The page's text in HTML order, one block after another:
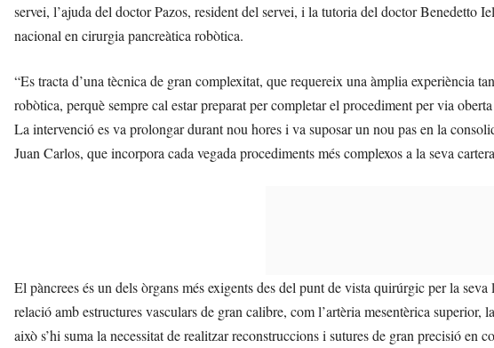
servei, l’ajuda del doctor Pazos, resident del servei, i la tutoria del doctor Benedetto
nacional en cirurgia pancreàtica robòtica.
“Es tracta d’una tècnica de gran complexitat, que requereix una àmplia experiència
robòtica, perquè sempre cal estar preparat per completar el procediment per via
La intervenció es va prolongar durant nou hores i va suposar un nou pas en la
Juan Carlos, que incorpora cada vegada procediments més complexos a la seva
El pàncrees és un dels òrgans més exigents des del punt de vista quirúrgic per la
relació amb estructures vasculars de gran calibre, com l’artèria mesentèrica superior,
això s’hi suma la necessitat de realitzar reconstruccions i sutures de gran precisió en